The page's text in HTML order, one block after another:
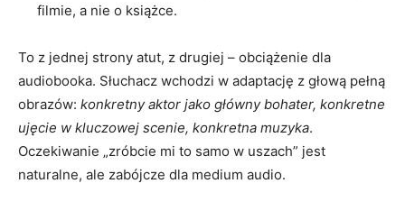
filmie, a nie o książce.
To z jednej strony atut, z drugiej – obciążenie dla
audiobooka. Słuchacz wchodzi w adaptację z głową pełną
obrazów: konkretny aktor jako główny bohater, konkretne
ujęcie w kluczowej scenie, konkretna muzyka.
Oczekiwanie „zróbcie mi to samo w uszach” jest
naturalne, ale zabójcze dla medium audio.